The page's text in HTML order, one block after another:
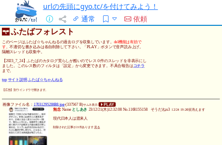
urlの先頭にgyo.tc/を付けてみよう！
通常
依頼